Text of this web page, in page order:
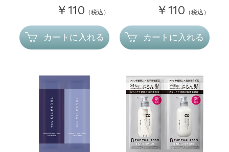
￥110 （税込）
カートに入れる
￥110 （税込）
カートに入れる